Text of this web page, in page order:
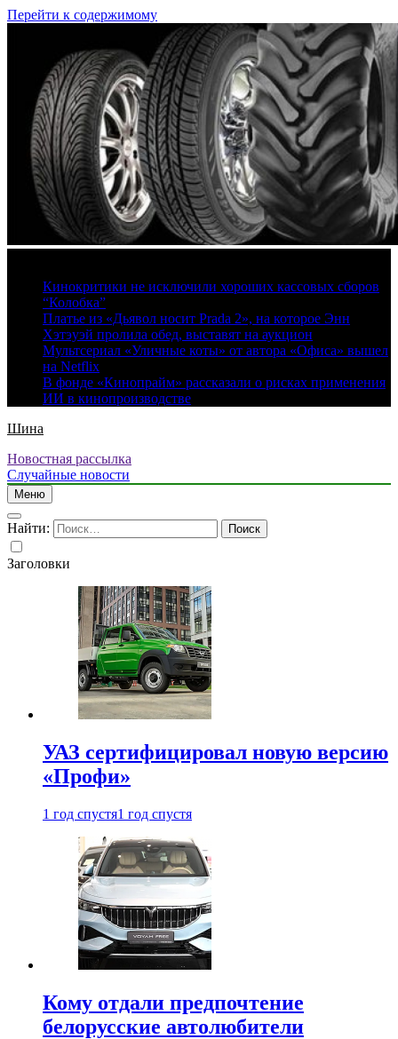
Перейти к содержимому
Кинокритики не исключили хороших кассовых сборов
“Колобка”
Платье из «Дьявол носит Prada 2», на которое Энн
Хэтэуэй пролила обед, выставят на аукцион
Мультсериал «Уличные коты» от автора «Офиса» вышел
на Netflix
В фонде «Кинопрайм» рассказали о рисках применения
ИИ в кинопроизводстве
Шина
Новостная рассылка
Случайные новости
Меню
Найти:
Заголовки
УАЗ сертифицировал новую версию
«Профи»
1 год спустя1 год спустя
Кому отдали предпочтение
белорусские автолюбители